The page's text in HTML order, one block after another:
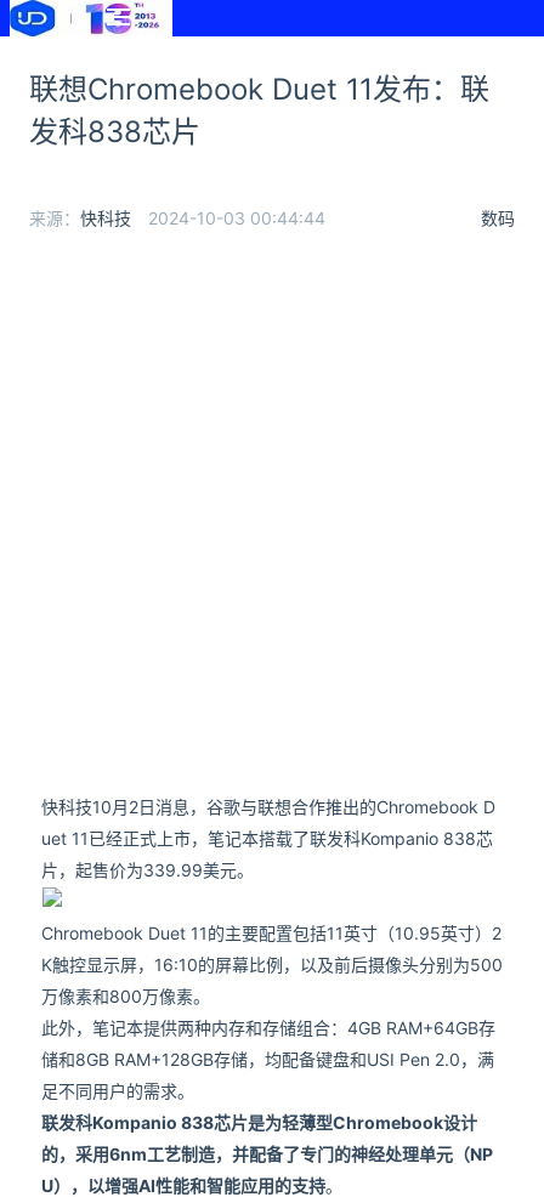
联想Chromebook Duet 11发布：联
发科838芯片
数码
来源： 快科技 2024-10-03 00:44:44
快科技10月2日消息，谷歌与联想合作推出的Chromebook D
uet 11已经正式上市，笔记本搭载了联发科Kompanio 838芯
片，起售价为339.99美元。
Chromebook Duet 11的主要配置包括11英寸（10.95英寸）2
K触控显示屏，16:10的屏幕比例，以及前后摄像头分别为500
万像素和800万像素。
此外，笔记本提供两种内存和存储组合：4GB RAM+64GB存
储和8GB RAM+128GB存储，均配备键盘和USI Pen 2.0，满
足不同用户的需求。
联发科Kompanio 838芯片是为轻薄型Chromebook设计
的，采用6nm工艺制造，并配备了专门的神经处理单元（NP
U），以增强AI性能和智能应用的支持。